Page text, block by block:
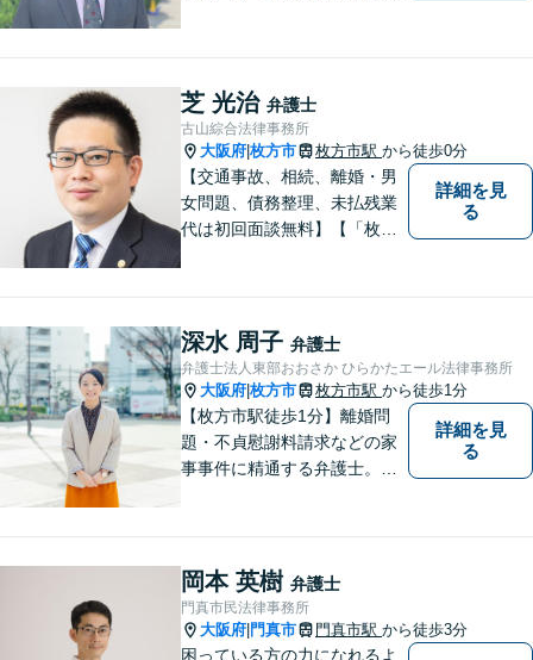
ごとに対応！まずは無料相談
にお越しください。【完全個
室対応】
芝 光治 弁護士
古山綜合法律事務所
大阪府 枚方市 枚方市駅 から徒歩0分
【交通事故、相続、離婚・男
女問題、債務整理、未払残業
代は初回面談無料】【「枚方
ヒアリングし、あらゆる観点
から解決策をご提案してまい
ります。
詳細を見
る
深水 周子 弁護士
弁護士法人東部おおさか ひらかたエール法律事務所
大阪府 枚方市 枚方市駅 から徒歩1分
【枚方市駅徒歩1分】離婚問
題・不貞慰謝料請求などの家
事事件に精通する弁護士。依
致します。どんなお悩みで
も、ご相談ください。【キッ
ズスペースあり】
詳細を見
る
岡本 英樹 弁護士
門真市民法律事務所
大阪府 門真市 門真市駅 から徒歩3分
困っている方の力になれるよ